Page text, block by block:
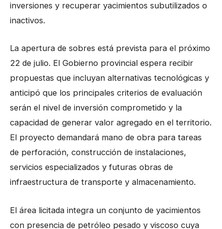
inversiones y recuperar yacimientos subutilizados o
inactivos.
La apertura de sobres está prevista para el próximo
22 de julio. El Gobierno provincial espera recibir
propuestas que incluyan alternativas tecnológicas y
anticipó que los principales criterios de evaluación
serán el nivel de inversión comprometido y la
capacidad de generar valor agregado en el territorio.
El proyecto demandará mano de obra para tareas
de perforación, construcción de instalaciones,
servicios especializados y futuras obras de
infraestructura de transporte y almacenamiento.
El área licitada integra un conjunto de yacimientos
con presencia de petróleo pesado y viscoso cuya